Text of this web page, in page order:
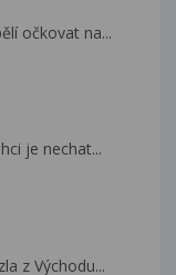
očkovat na...
je nechat...
z Východu...